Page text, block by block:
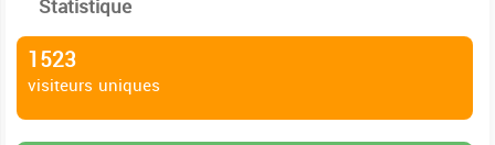
1523
visiteurs uniques